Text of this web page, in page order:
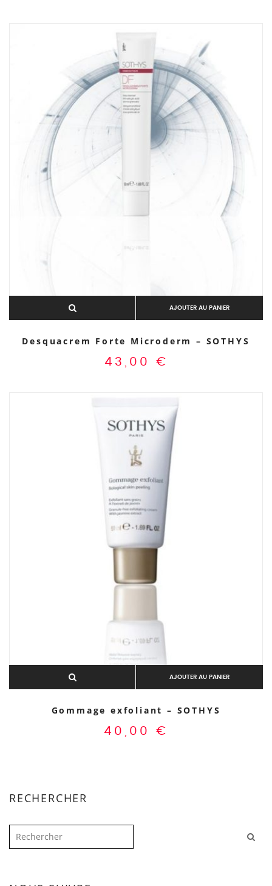
AJOUTER AU PANIER
Desquacrem Forte Microderm – SOTHYS
43,00 €
AJOUTER AU PANIER
Gommage exfoliant – SOTHYS
40,00 €
RECHERCHER